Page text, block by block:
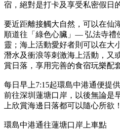
宿，絕對是打卡及享受私密假日
要近距離接觸大自然，可以在仙
順道往「綠色心臟」— 弘法寺禮
靈；海上活動愛好者則可以在大
潛水及衝浪等刺激海上活動，又
賞日落，享用完善的食宿玩樂配
每日早上7:15起環島中港通便提
前往深圳蓮塘口岸，以後無論是
上欣賞海邊日落都可以隨心所欲！
環島中港通往蓮塘口岸上車點